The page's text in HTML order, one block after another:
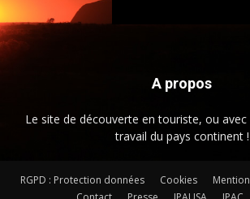
A propos
Le site de découverte en touriste, ou avec
travail du pays continent !
RGPD : Protection données Cookies